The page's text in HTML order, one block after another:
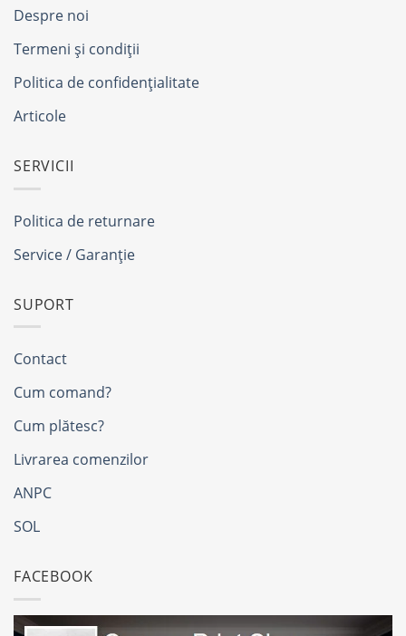
Despre noi
Termeni și condiții
Politica de confidențialitate
Articole
SERVICII
Politica de returnare
Service / Garanție
SUPORT
Contact
Cum comand?
Cum plătesc?
Livrarea comenzilor
ANPC
SOL
FACEBOOK